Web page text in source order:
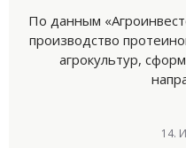
По данным
производство
агрокультур,
14.